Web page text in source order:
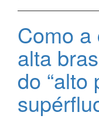
Como a
alta
do “alto